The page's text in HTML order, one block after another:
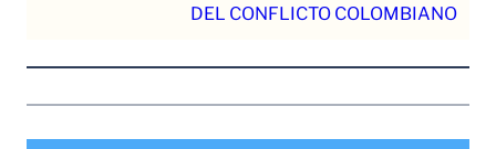
DEL CONFLICTO COLOMBIANO